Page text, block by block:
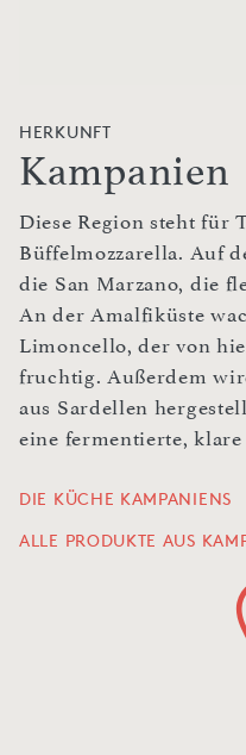
HERKUNFT
Kampanien
Diese Region steht für
Büffelmozzarella. Auf
die San Marzano, die
An der Amalfiküste
Limoncello, der von
fruchtig. Außerdem
aus Sardellen
eine fermentierte, klare
DIE KÜCHE KAMPANIENS
ALLE PRODUKTE AUS